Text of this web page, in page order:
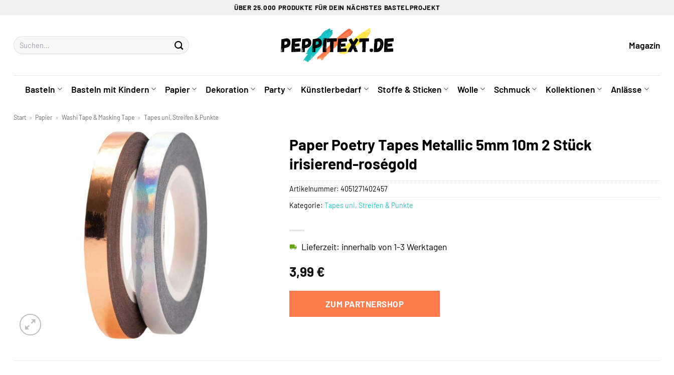
springen
ÜBER 25.000 PRODUKTE FÜR DEIN NÄCHSTES BASTELPROJEKT
Suchen
nach:
Magazin
Basteln Basteln mit Kindern Papier Dekoration Party Künstlerbedarf Stoffe & Sticken Wolle Schmuck Kollektionen Anlässe
Start » Papier » Washi Tape & Masking Tape » Tapes uni, Streifen & Punkte
Paper Poetry Tapes Metallic 5mm 10m 2 Stück
irisierend-roségold
3,99 €
Lieferzeit: innerhalb von 1-3 Werktagen
ZUM PARTNERSHOP
Artikelnummer: 4051271402457
Kategorie: Tapes uni, Streifen & Punkte